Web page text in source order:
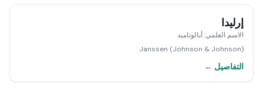
إرليدا
الاسم العلمي:أبالوتاميد
Janssen (Johnson & Johnson)
التفاصيل ←